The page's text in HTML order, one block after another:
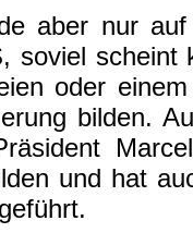
aber nur
soviel scheint
oder
bilden.
und hat